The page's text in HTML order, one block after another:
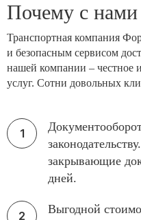
Почему с нами
Транспортная компания
и безопасным сервисом
нашей компании – честное
услуг. Сотни довольных
закрывающие
дней.
Выгодной